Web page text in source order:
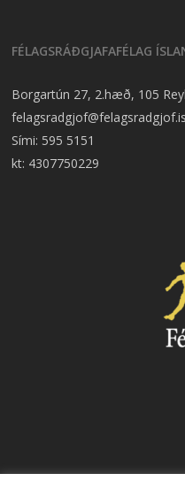
FÉLAGSRÁÐGJAFAFÉLAG
Borgartún 27, 2.hæð, 105
felagsradgjof@felagsradgjof.is
Sími: 595 5151
kt: 4307750229